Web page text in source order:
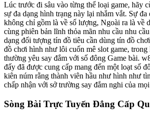
Lúc trước đi sâu vào từng thể loại game, hãy
sự đa dạng hình trạng này lại nhắm vắt. Sự đa
không chỉ gồm là về số lượng, Ngoài ra là về
cùng phiên bản lĩnh thỏa mãn nhu cầu nhu
dạng đối tượng tín đồ tiêu cần dùng tín đồ
đồ chơi hình như lôi cuốn mê slot game,
thường yêu say đắm với số đông Game bài.
đấy đã được cung cấp mang đến một loạt số
kiên núm rằng thành viên hầu như hình như
chấp nhận với sở trường say đắm nghi của
Sòng Bài Trực Tuyến Đẳng Cấp